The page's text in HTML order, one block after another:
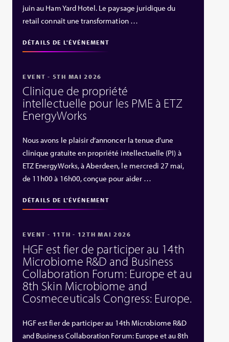
juin au Ham Yard Hotel. Le paysage juridique du
retail connaît une transformation …
DÉTAILS DE L'ÉVÉNEMENT
EVENT - 5TH MAI 2026
Clinique de propriété
intellectuelle pour les PME à ETZ
EnergyWorks
Nous avons le plaisir d’annoncer la tenue d’une
clinique gratuite en propriété intellectuelle (PI) à
ETZ EnergyWorks, à Aberdeen, le mercredi 27 mai,
de 11h00 à 16h00, conçue pour aider …
DÉTAILS DE L'ÉVÉNEMENT
EVENT - 11TH - 12TH MAI 2026
HGF est fier de participer au 14th
Microbiome R&D and Business
Collaboration Forum: Europe et au
8th Skin Microbiome and
Cosmeceuticals Congress: Europe.
HGF est fier de participer au 14th Microbiome R&D
and Business Collaboration Forum: Europe et au 8th